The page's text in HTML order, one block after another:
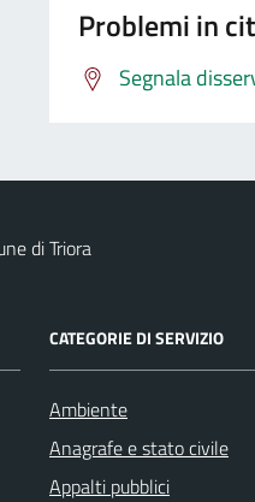
Problemi in
Segnala
di Triora
CATEGORIE DI SERVIZIO
Ambiente
Anagrafe e stato civile
Appalti pubblici